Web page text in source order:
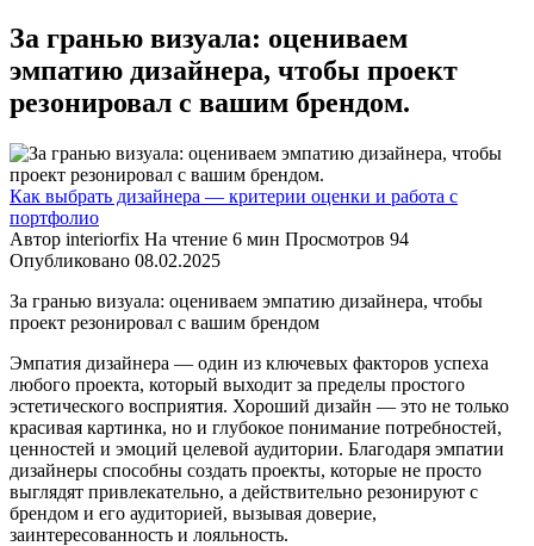
За гранью визуала: оцениваем
эмпатию дизайнера, чтобы проект
резонировал с вашим брендом.
Как выбрать дизайнера — критерии оценки и работа с
портфолио
Автор interiorfix На чтение 6 мин Просмотров 94
Опубликовано 08.02.2025
За гранью визуала: оцениваем эмпатию дизайнера, чтобы
проект резонировал с вашим брендом
Эмпатия дизайнера — один из ключевых факторов успеха
любого проекта, который выходит за пределы простого
эстетического восприятия. Хороший дизайн — это не только
красивая картинка, но и глубокое понимание потребностей,
ценностей и эмоций целевой аудитории. Благодаря эмпатии
дизайнеры способны создать проекты, которые не просто
выглядят привлекательно, а действительно резонируют с
брендом и его аудиторией, вызывая доверие,
заинтересованность и лояльность.